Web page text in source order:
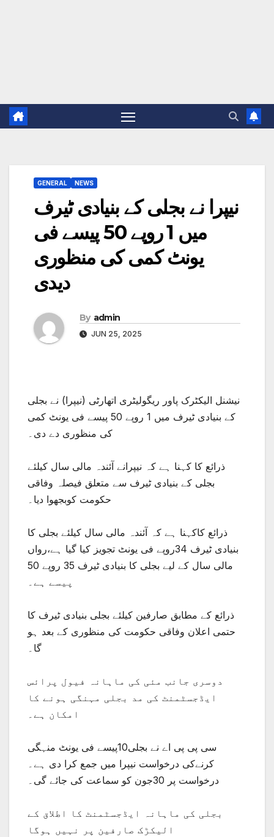
GENERAL NEWS
نیپرا نے بجلی کے بنیادی ٹیرف
میں 1 روپے 50 پیسے فی
یونٹ کمی کی منظوری
دیدی
By admin
JUN 25, 2025
نیشنل الیکٹرک پاور ریگولیٹری اتھارٹی (نیپرا) نے بجلی
کے بنیادی ٹیرف میں 1 روپے 50 پیسے فی یونٹ کمی
کی منظوری دے دی۔
ذرائع کا کہنا ہے کہ نیپرانے آئندہ مالی سال کیلئے
بجلی کے بنیادی ٹیرف سے متعلق فیصلہ وفاقی
حکومت کوبجھوا دیا۔
ذرائع کاکہنا ہے کہ آئندہ مالی سال کیلئے بجلی کا
بنیادی ٹیرف 34روپے فی یونٹ تجویز کیا گیا ہے،رواں
مالی سال کے لیے بجلی کا بنیادی ٹیرف 35 روپے 50
پیسے ہے۔
ذرائع کے مطابق صارفین کیلئے بجلی بنیادی ٹیرف کا
حتمی اعلان وفاقی حکومت کی منظوری کے بعد ہو
گا۔
دوسری جانب مئی کی ماہانہ فیول پرائس
ایڈجسٹمنٹ کی مد بجلی مہنگی ہونے کا
امکان ہے۔
سی پی پی اے نے بجلی10پیسے فی یونٹ منہگی
کرنےکی درخواست نیپرا میں جمع کرا دی ہے۔
درخواست پر 30جون کو سماعت کی جائے گی۔
بجلی کی ماہانہ ایڈجسٹمنٹ کا اطلاق کے
الیکڑک صارفین پر نہیں ہوگا